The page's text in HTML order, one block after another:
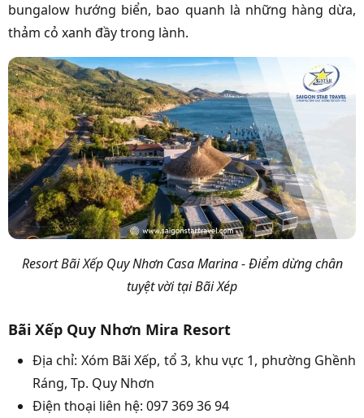
bungalow hướng biển, bao quanh là những hàng dừa,
thảm cỏ xanh đầy trong lành.
Resort Bãi Xếp Quy Nhơn Casa Marina - Điểm dừng chân
tuyệt vời tại Bãi Xép
Bãi Xếp Quy Nhơn Mira Resort
Địa chỉ: Xóm Bãi Xếp, tổ 3, khu vực 1, phường Ghềnh
Ráng, Tp. Quy Nhơn
Điện thoại liên hệ: 097 369 36 94